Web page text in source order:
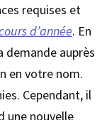
requises et
d’année. En
auprès
en votre nom.
Cependant, il
une nouvelle